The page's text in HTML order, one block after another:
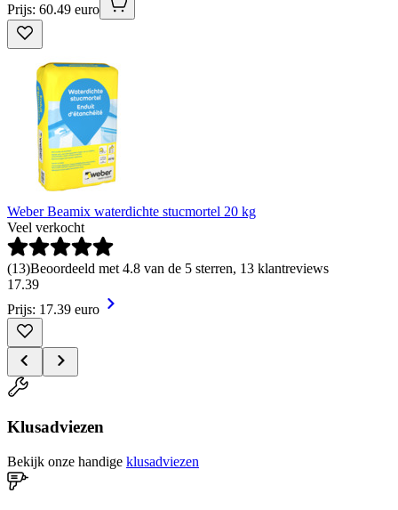
Prijs: 60.49 euro
Weber Beamix waterdichte stucmortel 20 kg
Veel verkocht
(13)Beoordeeld met 4.8 van de 5 sterren, 13 klantreviews
17.39
Prijs: 17.39 euro
Klusadviezen
Bekijk onze handige klusadviezen